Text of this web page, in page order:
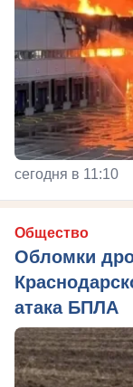
сегодня в 11:10
Общество
Обломки
атака БПЛА